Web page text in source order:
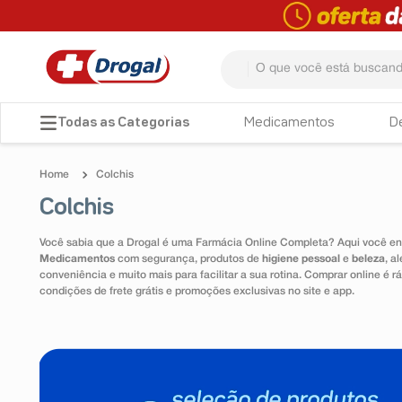
Medicamentos
Colchis
Colchis
Você sabia que a Drogal é uma Farmácia Online Completa? Aqui você
Medicamentos com segurança, produtos de higiene pessoal e beleza,
conveniência e muito mais para facilitar a sua rotina. Comprar online é
condições de frete grátis e promoções exclusivas no site e app.
TERMOS MAIS BUSCADOS
4º tadalafila
5º minoxidil